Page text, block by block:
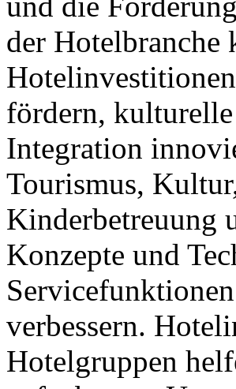
der Hotelbranche
fördern,
Integration
Tourismus,
Kinderbetreuung
Konzepte und
verbessern.
Hotelgruppen